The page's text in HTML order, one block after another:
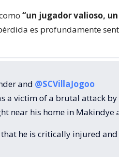
“un jugador valioso,
es profundamente
and @SCVillaJogoo
a victim of a brutal attack by
near his home in Makindye
he is critically injured